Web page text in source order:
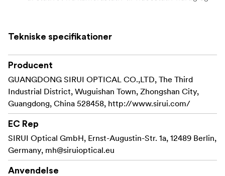
låsemekanisme til benvinklen.
Lette ben med 10 lag af 100 % kulfiber.
Den flade platform kan udskiftes med en skål på 75
mm (medfølger) eller en midtersøjle (370 mm)
(medfølger) for ekstra højde. – Kun 51 cm i
cm (med monteret midtersøjle)
Det indbyggede vaterpas gør horisontale
justeringer hurtige og nemme.
Tekniske specifikationer
Producent
GUANGDONG SIRUI OPTICAL CO.,LTD, The Third
Industrial District, Wuguishan Town, Zhongshan City,
Guangdong, China 528458, http://www.sirui.com/
EC Rep
SIRUI Optical GmbH, Ernst-Augustin-Str. 1a, 12489 Berlin,
Germany, mh@siruioptical.eu
Anvendelse